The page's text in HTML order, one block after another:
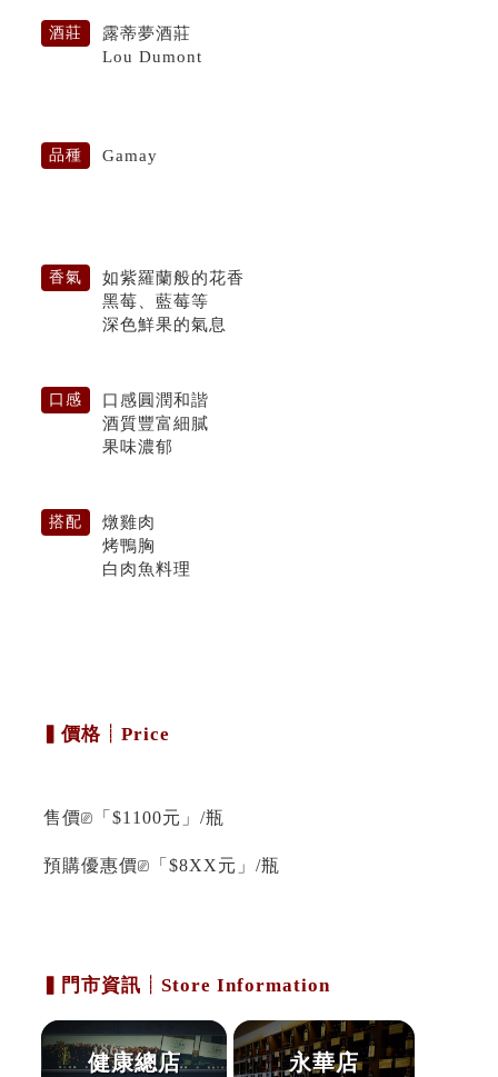
酒莊
露蒂夢酒莊
Lou Dumont
品種 Gamay
香氣
如紫羅蘭般的花香
黑莓、藍莓等
深色鮮果的氣息
口感
口感圓潤和諧
酒質豐富細膩
果味濃郁
搭配
燉雞肉
烤鴨胸
白肉魚料理
▍價格┊Price
售價⎚「$1100元」/瓶
預購優惠價⎚「$8XX元」/瓶
▍門市資訊┊Store Information
健康總店 永華店